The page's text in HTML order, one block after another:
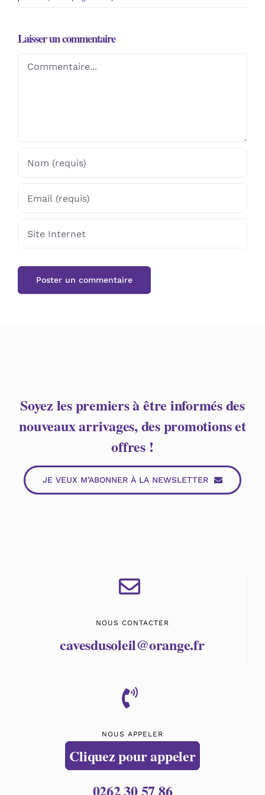
Laisser un commentaire
Commentaire
Soyez les premiers à être informés des
nouveaux arrivages, des promotions et
offres !
JE VEUX M’ABONNER À LA NEWSLETTER
NOUS CONTACTER
cavesdusoleil@orange.fr
NOUS APPELER
Cliquez pour appeler
0262 30 57 86